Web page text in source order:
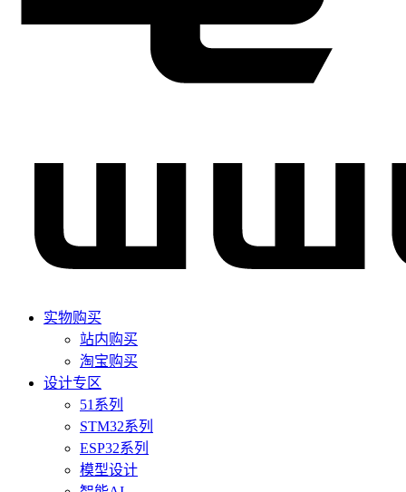
实物购买
站内购买
淘宝购买
设计专区
51系列
STM32系列
ESP32系列
模型设计